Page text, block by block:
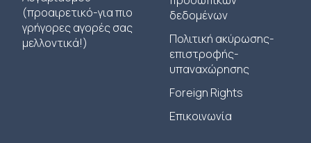
(προαιρετικό-για πιο
γρήγορες αγορές σας
μελλοντικά!)
δεδομένων
Πολιτική ακύρωσης-
επιστροφής-
υπαναχώρησης
Foreign Rights
Επικοινωνία